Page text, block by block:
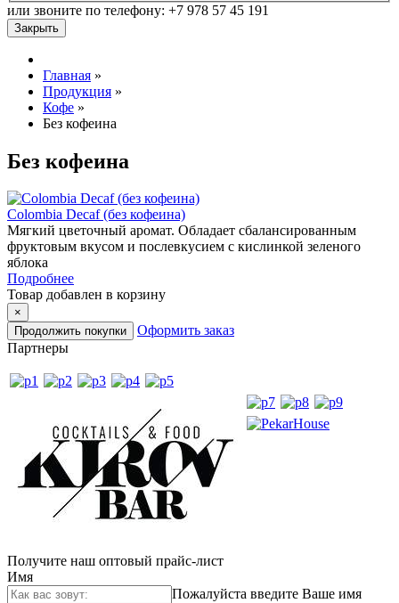
или звоните по телефону: +7 978 57 45 191
Закрыть
Главная »
Продукция »
Кофе »
Без кофеина
Без кофеина
Сolombia Decaf (без кофеина)
Мягкий цветочный аромат. Обладает сбалансированным
фруктовым вкусом и послевкусием с кислинкой зеленого
яблока
Подробнее
Товар добавлен в корзину
×
Продолжить покупки
Оформить заказ
Партнеры
Получите наш оптовый прайс-лист
Имя
Пожалуйста введите Ваше имя